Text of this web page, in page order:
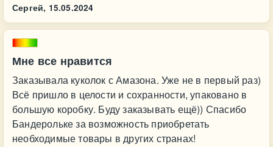
Сергей, 15.05.2024
Мне все нравится
Заказывала куколок с Амазона. Уже не в первый раз)
Всё пришло в целости и сохранности, упаковано в
большую коробку. Буду заказывать ещё)) Спасибо
Бандерольке за возможность приобретать
необходимые товары в других странах!